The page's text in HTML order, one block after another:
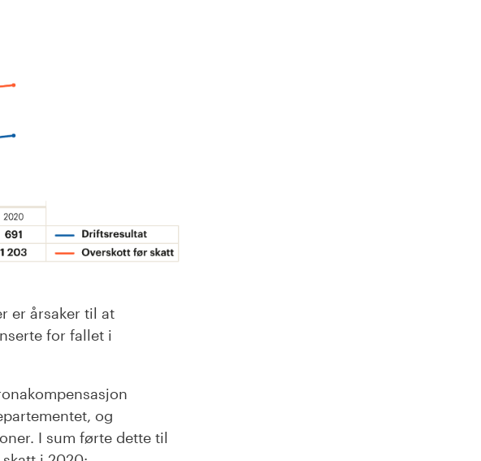
er årsaker til at
for fallet i
og
I sum førte dette til